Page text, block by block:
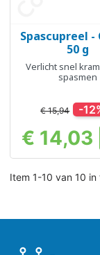
Snel
Spascupreel -
50 g
Verlicht snel
spasmen
€ 15,94 -
Prijs
€ 14,03
Item 1-10 van 10